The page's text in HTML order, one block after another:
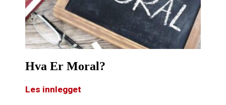
Hva Er Moral?
Les innlegget